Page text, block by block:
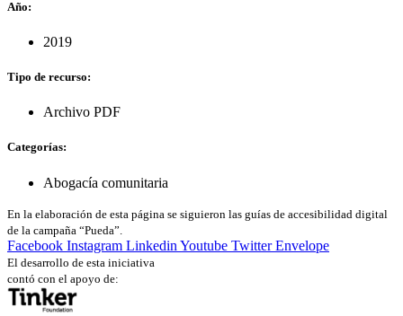
Año:
2019
Tipo de recurso:
Archivo PDF
Categorías:
Abogacía comunitaria
En la elaboración de esta página se siguieron las guías de accesibilidad digital
de la campaña “Pueda”.
Facebook Instagram Linkedin Youtube Twitter Envelope
El desarrollo de esta iniciativa
contó con el apoyo de: